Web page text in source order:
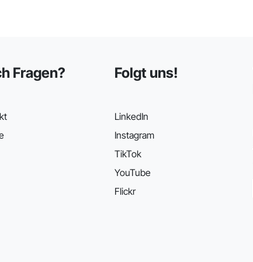
Fragen? Folgt uns!
LinkedIn
Instagram
TikTok
YouTube
Flickr